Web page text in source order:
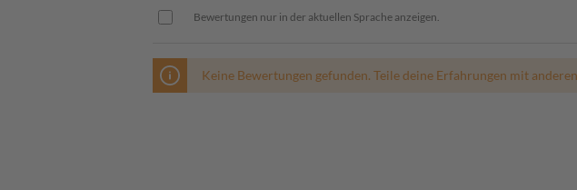
Bewertungen nur in der aktuellen Sprache anzeigen.
Keine Bewertungen gefunden. Teile deine Erfahrungen mit